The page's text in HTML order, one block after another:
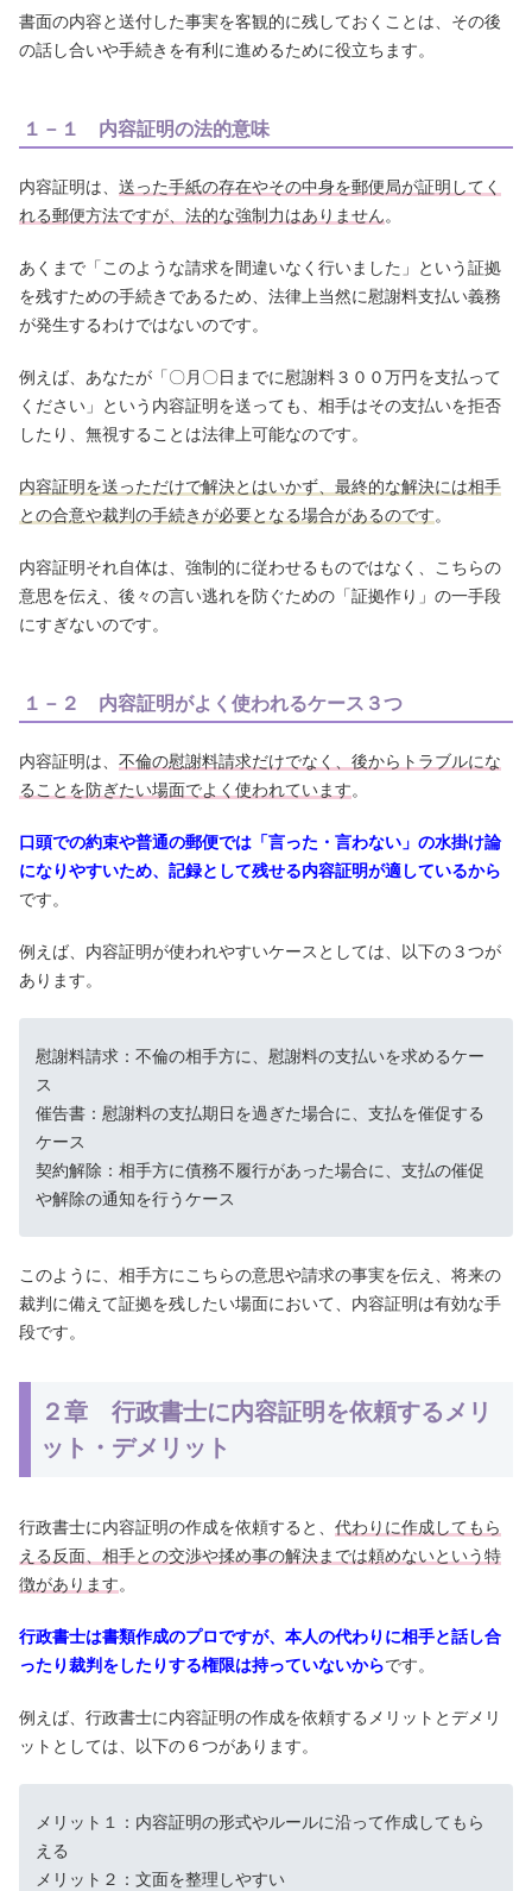
書面の内容と送付した事実を客観的に残しておくことは、その後
の話し合いや手続きを有利に進めるために役立ちます。
１－１ 内容証明の法的意味
内容証明は、送った手紙の存在やその中身を郵便局が証明してく
れる郵便方法ですが、法的な強制力はありません。
あくまで「このような請求を間違いなく行いました」という証拠
を残すための手続きであるため、法律上当然に慰謝料支払い義務
が発生するわけではないのです。
例えば、あなたが「〇月〇日までに慰謝料３００万円を支払って
ください」という内容証明を送っても、相手はその支払いを拒否
したり、無視することは法律上可能なのです。
内容証明を送っただけで解決とはいかず、最終的な解決には相手
との合意や裁判の手続きが必要となる場合があるのです。
内容証明それ自体は、強制的に従わせるものではなく、こちらの
意思を伝え、後々の言い逃れを防ぐための「証拠作り」の一手段
にすぎないのです。
１－２ 内容証明がよく使われるケース３つ
内容証明は、不倫の慰謝料請求だけでなく、後からトラブルにな
ることを防ぎたい場面でよく使われています。
口頭での約束や普通の郵便では「言った・言わない」の水掛け論
になりやすいため、記録として残せる内容証明が適しているから
です。
例えば、内容証明が使われやすいケースとしては、以下の３つが
あります。
慰謝料請求：不倫の相手方に、慰謝料の支払いを求めるケー
ス
催告書：慰謝料の支払期日を過ぎた場合に、支払を催促する
ケース
契約解除：相手方に債務不履行があった場合に、支払の催促
や解除の通知を行うケース
このように、相手方にこちらの意思や請求の事実を伝え、将来の
裁判に備えて証拠を残したい場面において、内容証明は有効な手
段です。
２章 行政書士に内容証明を依頼するメリ
ット・デメリット
行政書士に内容証明の作成を依頼すると、代わりに作成してもら
える反面、相手との交渉や揉め事の解決までは頼めないという特
徴があります。
行政書士は書類作成のプロですが、本人の代わりに相手と話し合
ったり裁判をしたりする権限は持っていないからです。
例えば、行政書士に内容証明の作成を依頼するメリットとデメリ
ットとしては、以下の６つがあります。
メリット１：内容証明の形式やルールに沿って作成してもら
える
メリット２：文面を整理しやすい